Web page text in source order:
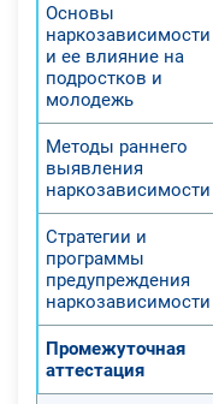
Основы
наркозависимости
и ее влияние на
подростков и
молодежь
Методы раннего
выявления
наркозависимости
Стратегии и
программы
предупреждения
наркозависимости
Промежуточная
аттестация